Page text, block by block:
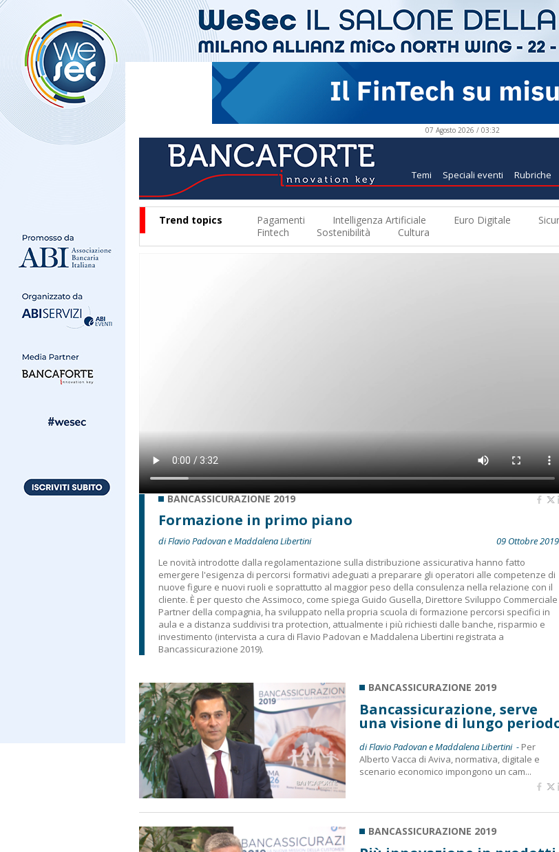
07 Agosto 2026 / 03:32
Temi Speciali eventi Rubriche
Trend topics Pagamenti Intelligenza Artificiale Euro Digitale
Fintech
Sostenibilità Cultura
BANCASSICURAZIONE 2019
Formazione in primo piano
di Flavio Padovan e Maddalena Libertini
09 Ottobre 2019
Le novità introdotte dalla regolamentazione sulla distribuzione assicurativa hanno fatto
emergere l'esigenza di percorsi formativi adeguati a preparare gli operatori alle competenze di
nuove figure e nuovi ruoli e soprattutto al maggior peso della consulenza nella relazione con il
cliente. È per questo che Assimoco, come spiega Guido Gusella, Direttore Sviluppo Commerciale
Partner della compagnia, ha sviluppato nella propria scuola di formazione percorsi specifici in
aula e a distanza suddivisi tra protection, attualmente i più richiesti dalle banche, risparmio e
investimento (intervista a cura di Flavio Padovan e Maddalena Libertini registrata a
Bancassicurazione 2019).
BANCASSICURAZIONE 2019
Bancassicurazione, serve
una visione di lungo
di Flavio Padovan e Maddalena Libertini - Per
Alberto Vacca di Aviva, normativa, digitale e
scenario economico impongono un cam...
BANCASSICURAZIONE 2019